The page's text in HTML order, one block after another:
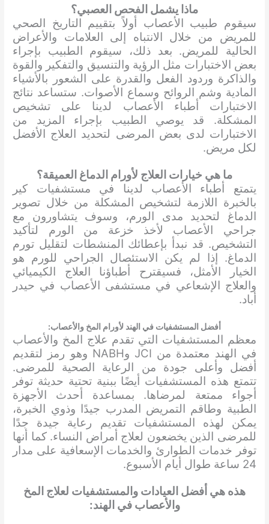
ماذا يشمل الفحص العصبي؟
سيقوم طبيب الأعصاب أولاً بتقييم التاريخ الصحي
للمريض من خلال الانتباه إلى العلامات والأعراض
الحالية للمريض. بعد ذلك، سيقوم الطبيب بإجراء
بعض الاختبارات مثل الرؤية والتنسيق والتفكير والقوة
والذاكرة وردود الفعل والقدرة على الشعور بالأشياء
المادية وشم الروائح وسماع الأصوات. ستساعد نتائج
الاختبارات أطباء الأعصاب لدينا على تشخيص
المشكلة. قد يوصي الطبيب بإجراء المزيد من
الاختبارات لدى بعض المرضى لتحديد العلاج الأفضل
لكل مريض.
ما هي خيارات العلاج لأورام الدماغ العميقة؟
يتمتع أطباء الأعصاب لدينا في مستشفيات كير
بالخبرة اللازمة لتشخيص المشكلة من خلال تصوير
الدماغ لتحديد مدى الورم، وسوف يتشاورون مع
جراحي الأعصاب لأخذ خزعة من الورم لتأكيد
التشخيص. قد نبدأ بإعطائك المنشطات لتقليل تورم
الدماغ. إذا لم يكن الاستئصال الجراحي للورم هو
الخيار الأمثل، فسيقترح أطباؤنا العلاج الكيميائي
والعلاج الإشعاعي في مستشفى الأعصاب في حيدر
أباد.
أفضل المستشفيات في الهند لأورام المخ والأعصاب:
معظم المستشفيات التي تقدم علاج المخ والأعصاب
في الهند معتمدة من JCI وNABH وهو رمز لتقديم
أفضل وأعلى جودة من الرعاية الصحية للمرضى.
تتمتع هذه المستشفيات أيضًا ببنية تحتية حديثة توفر
أجواء ممتعة لمرضاها. بمساعدة أحدث الأجهزة
الطبية وطاقم التمريض المدرب جيدًا وذوي الخبرة،
يمكن لهذه المستشفيات تقديم رعاية جيدة جدًا
للمرضى الذين يخضعون لعلاج أمراض النساء. كما أنها
توفر خدمات الطوارئ والخدمات الإسعافية على مدار
24 ساعة طوال أيام الأسبوع.
هذه هي أفضل العيادات والمستشفيات لعلاج المخ
والأعصاب في الهند: